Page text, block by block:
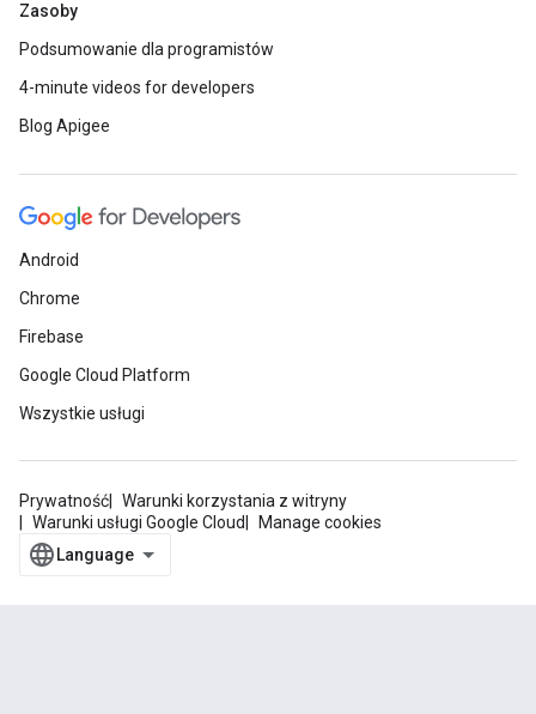
Zasoby
Podsumowanie dla programistów
4-minute videos for developers
Blog Apigee
Android
Chrome
Firebase
Google Cloud Platform
Wszystkie usługi
Prywatność
Warunki korzystania z witryny
Warunki usługi Google Cloud
Manage cookies